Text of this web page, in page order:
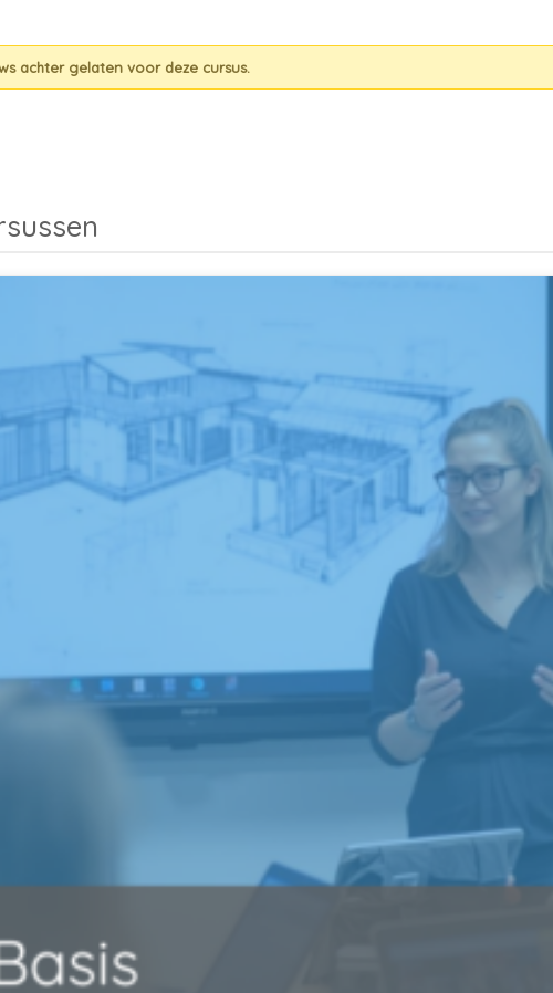
achter gelaten voor deze cursus.